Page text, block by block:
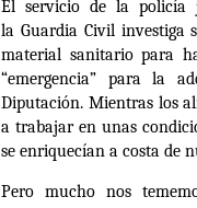
El servicio de la policía
la Guardia Civil investiga
material sanitario para
“emergencia” para la
Diputación. Mientras los
a trabajar en unas
se enriquecían a costa de
Pero mucho nos